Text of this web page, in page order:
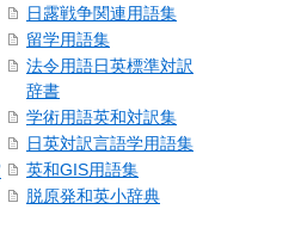
日露戦争関連用語集
留学用語集
法令用語日英標準対訳
辞書
学術用語英和対訳集
日英対訳言語学用語集
英和GIS用語集
脱原発和英小辞典